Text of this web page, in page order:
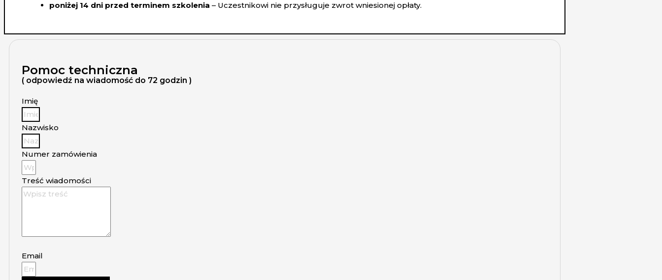
poniżej 14 dni przed terminem szkolenia – Uczestnikowi nie przysługuje zwrot wniesionej opłaty.
Pomoc techniczna
( odpowiedź na wiadomość do 72 godzin )
Imię
Nazwisko
Numer zamówienia
Treść wiadomości
Email